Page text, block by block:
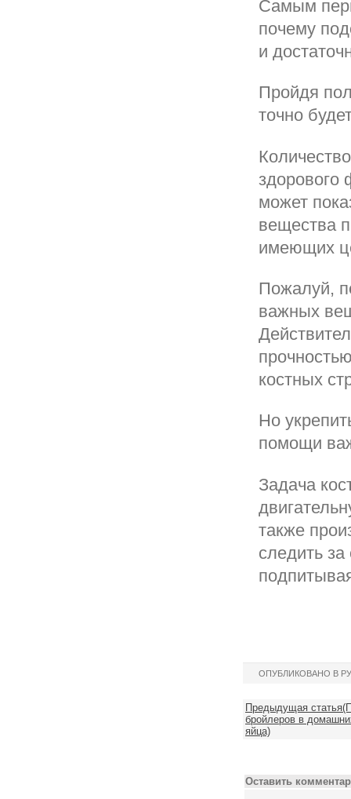
Самым
почему
и
Пройдя
точно
здорового
может
вещества
имеющих
Пожалуй,
важных
костных
Но
помощи
Задача
также
следить
ОПУБЛИКОВАНО В
Предыдущая
бройлеров в
яйца)
Оставить